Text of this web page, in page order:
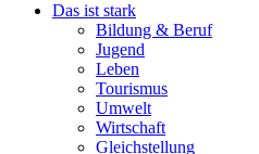
Das ist stark
Bildung & Beruf
Jugend
Leben
Tourismus
Umwelt
Wirtschaft
Gleichstellung